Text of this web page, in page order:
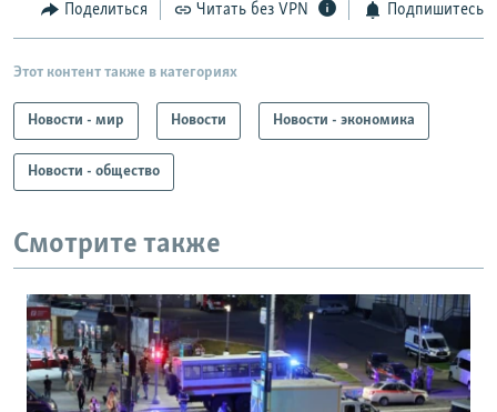
Поделиться Читать без VPN Подпишитесь
Этот контент также в категориях
Новости - мир Новости Новости - экономика
Новости - общество
Смотрите также